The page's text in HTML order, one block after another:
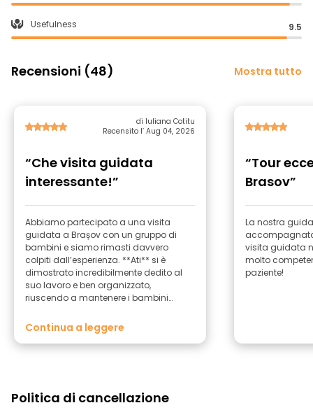
Usefulness 9.5
Recensioni (48) Mostra tutto
di Iuliana Cotitu
Recensito l’ Aug 04, 2026
“Che visita guidata
interessante!”
Abbiamo partecipato a una visita
guidata a Brașov con un gruppo di
bambini e siamo rimasti davvero
colpiti dall’esperienza. **Ati** si è
dimostrato incredibilmente dedito al
suo lavoro e ben organizzato,
riuscendo a mantenere i bambini
del tour. Ha creato materiali
appositamente pensati per la visita,
rendendola interattiva, divertente ed
catturato l’attenzione di tutti. Consiglio
Continua a leggere
“Tour
Brasov”
La nostra
visita guidata
molto
paziente!
Politica di cancellazione